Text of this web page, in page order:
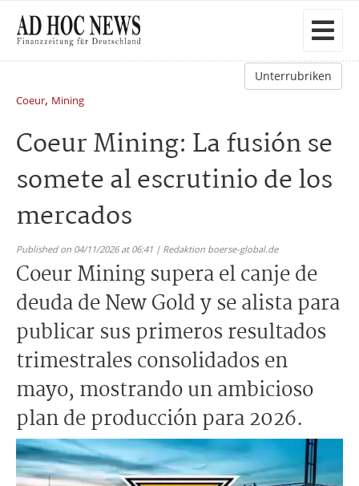
Unterrubriken
Coeur, Mining
Coeur Mining: La fusión se
somete al escrutinio de los
mercados
Published on 04/11/2026 at 06:41 | Redaktion boerse-global.de
Coeur Mining supera el canje de
deuda de New Gold y se alista para
publicar sus primeros resultados
trimestrales consolidados en
mayo, mostrando un ambicioso
plan de producción para 2026.